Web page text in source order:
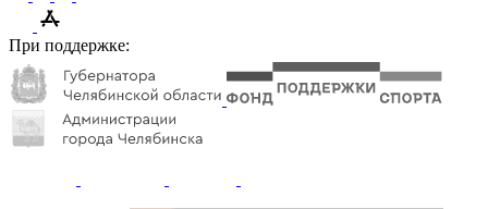
При поддержке: